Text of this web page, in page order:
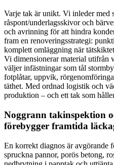
Varje tak är unikt. Vi inleder med
råspont/underlagsskivor och
och avrinning för att hindra
fram en renoveringsstrategi:
komplett omläggning när
Vi dimensionerar material utifrån
väljer infästningar som tål
fotplåtar, uppvik,
täthet. Med ordnad logistik och
produktion – och ett tak som
Noggrann takinspektion
förebygger framtida
En korrekt diagnos är avgörande
spruckna pannor, porös betong,